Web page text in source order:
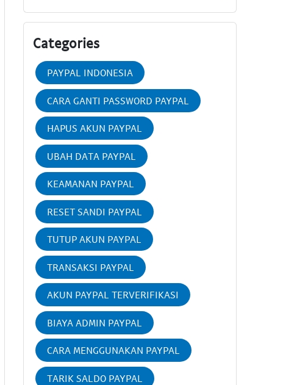
Categories
PAYPAL INDONESIA
CARA GANTI PASSWORD PAYPAL
HAPUS AKUN PAYPAL
UBAH DATA PAYPAL
KEAMANAN PAYPAL
RESET SANDI PAYPAL
TUTUP AKUN PAYPAL
TRANSAKSI PAYPAL
AKUN PAYPAL TERVERIFIKASI
BIAYA ADMIN PAYPAL
CARA MENGGUNAKAN PAYPAL
TARIK SALDO PAYPAL